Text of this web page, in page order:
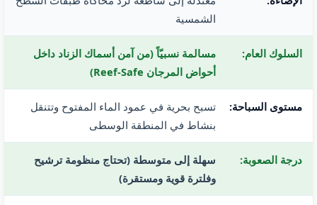
الشمسية
السلوك العام:
مسالمة نسبيّاً (من آمن أسماك الزناد داخل
أحواض المرجان Reef-Safe)
مستوى السباحة:
تسبح بحرية في عمود الماء المفتوح وتتنقل
بنشاط في المنطقة الوسطى
درجة الصعوبة:
سهلة إلى متوسطة (تحتاج منظومة ترشيح
وفلترة قوية ومستقرة)